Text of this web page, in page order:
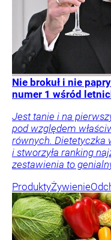
Nie brokuł i nie
numer 1 wśród
Jest tanie i na
pod względem
równych. Dietetyczka
i stworzyła ranking
zestawienia to
ProduktyŻywienie